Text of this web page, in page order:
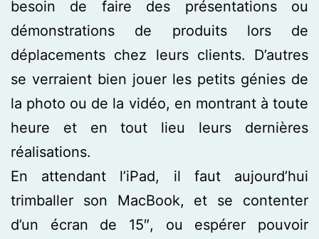
besoin de faire des présentations ou
démonstrations de produits lors de
déplacements chez leurs clients. D’autres
se verraient bien jouer les petits génies de
la photo ou de la vidéo, en montrant à toute
heure et en tout lieu leurs dernières
réalisations.
En attendant l’iPad, il faut aujourd’hui
trimballer son MacBook, et se contenter
d’un écran de 15″, ou espérer pouvoir